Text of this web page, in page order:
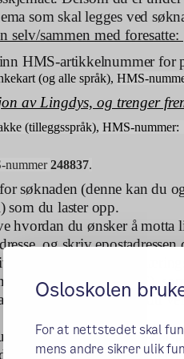
Osloskolen
For at nettstedet skal
mens andre sikrer ulik
som skal legges ved
sammen med foresatte:
HMS-artikkelnummer for
(og alle språk), HMS-
av Lingdys, og trenger
(tilleggsspråk), HMS-nummer:
nummer 248837.
søknaden (denne kan du
som du laster opp.
hvordan du ønsker å motta
og skriv
oppfølgings- og
(se eksempel i PDF).
Munch vgs. Dersom du
Slik
fra PPT, uttalelse fra